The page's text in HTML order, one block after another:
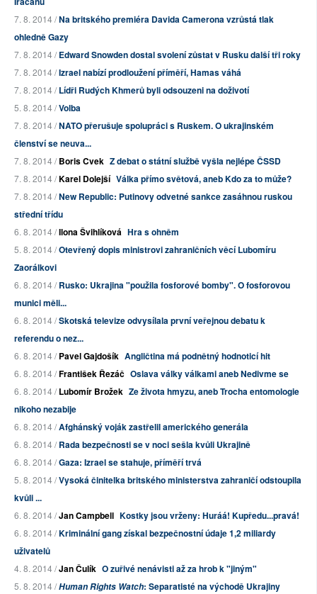
7. 8. 2014 /Na britského premiéra Davida Camerona vzrůstá tlak
ohledně Gazy
7. 8. 2014 /Edward Snowden dostal svolení zůstat v Rusku další tři roky
7. 8. 2014 /Izrael nabízí prodloužení příměří, Hamas váhá
7. 8. 2014 /Lídři Rudých Khmerů byli odsouzeni na doživotí
5. 8. 2014 /Volba
7. 8. 2014 /NATO přerušuje spolupráci s Ruskem. O ukrajinském
členství se neuva...
7. 8. 2014 /Boris Cvek Z debat o státní službě vyšla nejlépe ČSSD
7. 8. 2014 /Karel Dolejší Válka přímo světová, aneb Kdo za to může?
7. 8. 2014 /New Republic: Putinovy odvetné sankce zasáhnou ruskou
střední třídu
6. 8. 2014 /Ilona Švihlíková Hra s ohněm
5. 8. 2014 /Otevřený dopis ministrovi zahraničních věcí Lubomíru
Zaorálkovi
6. 8. 2014 /Rusko: Ukrajina "použila fosforové bomby". O fosforovou
munici měli...
6. 8. 2014 /Skotská televize odvysílala první veřejnou debatu k
referendu o nez...
6. 8. 2014 /Pavel Gajdošík Angličtina má podnětný hodnoticí hit
6. 8. 2014 /František Řezáč Oslava války válkami aneb Nedivme se
6. 8. 2014 /Lubomír Brožek Ze života hmyzu, aneb Trocha entomologie
nikoho nezabije
6. 8. 2014 /Afghánský voják zastřelil amerického generála
6. 8. 2014 /Rada bezpečnosti se v noci sešla kvůli Ukrajině
6. 8. 2014 /Gaza: Izrael se stahuje, příměří trvá
5. 8. 2014 /Vysoká činitelka britského ministerstva zahraničí odstoupila
kvůli ...
6. 8. 2014 /Jan Campbell Kostky jsou vrženy: Huráá! Kupředu...pravá!
6. 8. 2014 /Kriminální gang získal bezpečnostní údaje 1,2 miliardy
uživatelů
4. 8. 2014 /Jan Čulík O zuřivé nenávisti až za hrob k "jiným"
5. 8. 2014 /Human Rights Watch: Separatisté na východě Ukrajiny